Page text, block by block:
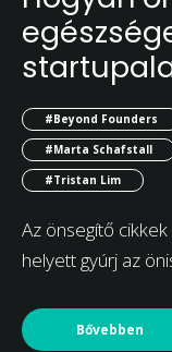
#Beyond Founders
#Marta Schafstall
#Tristan Lim
Az önsegítő
helyett gyúrj az
Bővebben